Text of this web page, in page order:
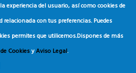
experiencia del usuario, así como cookies de
con tus preferencias. Puedes
permites que utilicemos.Dispones de más
CookiesyAviso Legal.